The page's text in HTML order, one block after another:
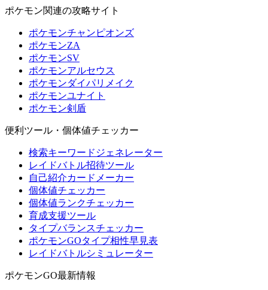
ポケモン関連の攻略サイト
ポケモンチャンピオンズ
ポケモンZA
ポケモンSV
ポケモンアルセウス
ポケモンダイパリメイク
ポケモンユナイト
ポケモン剣盾
便利ツール・個体値チェッカー
検索キーワードジェネレーター
レイドバトル招待ツール
自己紹介カードメーカー
個体値チェッカー
個体値ランクチェッカー
育成支援ツール
タイプバランスチェッカー
ポケモンGOタイプ相性早見表
レイドバトルシミュレーター
ポケモンGO最新情報